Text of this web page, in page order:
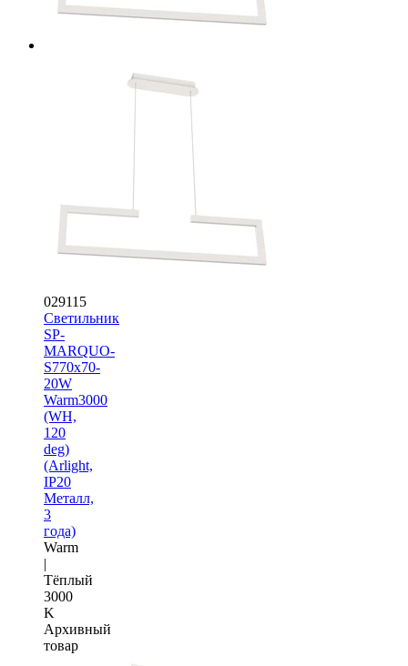
029115
Светильник
SP-
MARQUO-
S770x70-
20W
Warm3000
(WH,
120
deg)
(Arlight,
IP20
Металл,
3
года)
Warm
|
Тёплый
3000
K
Архивный
товар